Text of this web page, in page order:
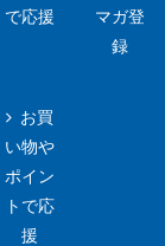
で応援
お買
い物や
ポイン
トで応
援
マガ登
録